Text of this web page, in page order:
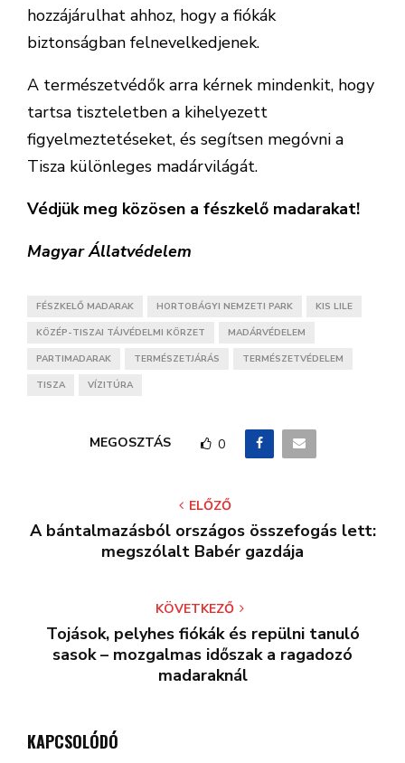
hozzájárulhat ahhoz, hogy a fiókák
biztonságban felnevelkedjenek.
A természetvédők arra kérnek mindenkit, hogy
tartsa tiszteletben a kihelyezett
figyelmeztetéseket, és segítsen megóvni a
Tisza különleges madárvilágát.
Védjük meg közösen a fészkelő madarakat!
Magyar Állatvédelem
FÉSZKELŐ MADARAK HORTOBÁGYI NEMZETI PARK KIS LILE
KÖZÉP-TISZAI TÁJVÉDELMI KÖRZET MADÁRVÉDELEM
PARTIMADARAK TERMÉSZETJÁRÁS TERMÉSZETVÉDELEM
TISZA VÍZITÚRA
MEGOSZTÁS 0
ELŐZŐ
A bántalmazásból országos összefogás lett:
megszólalt Babér gazdája
KÖVETKEZŐ
Tojások, pelyhes fiókák és repülni tanuló
sasok – mozgalmas időszak a ragadozó
madaraknál
KAPCSOLÓDÓ